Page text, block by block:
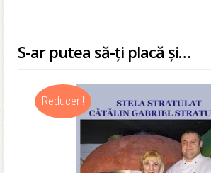
S-ar putea să-ți placă și…
Reduceri!